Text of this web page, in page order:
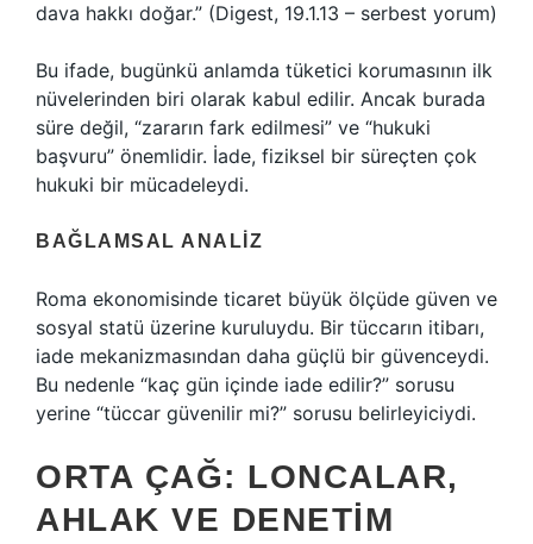
dava hakkı doğar.” (Digest, 19.1.13 – serbest yorum)
Bu ifade, bugünkü anlamda tüketici korumasının ilk
nüvelerinden biri olarak kabul edilir. Ancak burada
süre değil, “zararın fark edilmesi” ve “hukuki
başvuru” önemlidir. İade, fiziksel bir süreçten çok
hukuki bir mücadeleydi.
BAĞLAMSAL ANALIZ
Roma ekonomisinde ticaret büyük ölçüde güven ve
sosyal statü üzerine kuruluydu. Bir tüccarın itibarı,
iade mekanizmasından daha güçlü bir güvenceydi.
Bu nedenle “kaç gün içinde iade edilir?” sorusu
yerine “tüccar güvenilir mi?” sorusu belirleyiciydi.
ORTA ÇAĞ: LONCALAR,
AHLAK VE DENETIM